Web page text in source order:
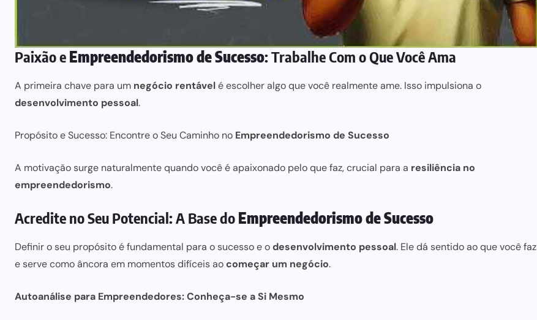
Paixão e Empreendedorismo de Sucesso: Trabalhe Com o Que Você Ama
A primeira chave para um negócio rentávelé escolheralgo que você realmente ame. Isso impulsiona o
desenvolvimento pessoal.
Propósito e Sucesso: Encontre o Seu Caminho no Empreendedorismo de Sucesso
A motivação surge naturalmentequando você é apaixonado pelo que faz, crucial para a resiliência no
empreendedorismo.
Acredite no Seu Potencial: A Base do Empreendedorismo de Sucesso
Definir o seu propósito é fundamental para o sucesso e odesenvolvimento pessoal. Ele dá sentido ao que você faz
e serve como âncora em momentos difíceis aocomeçar um negócio.
Autoanálise para Empreendedores: Conheça-se a Si Mesmo